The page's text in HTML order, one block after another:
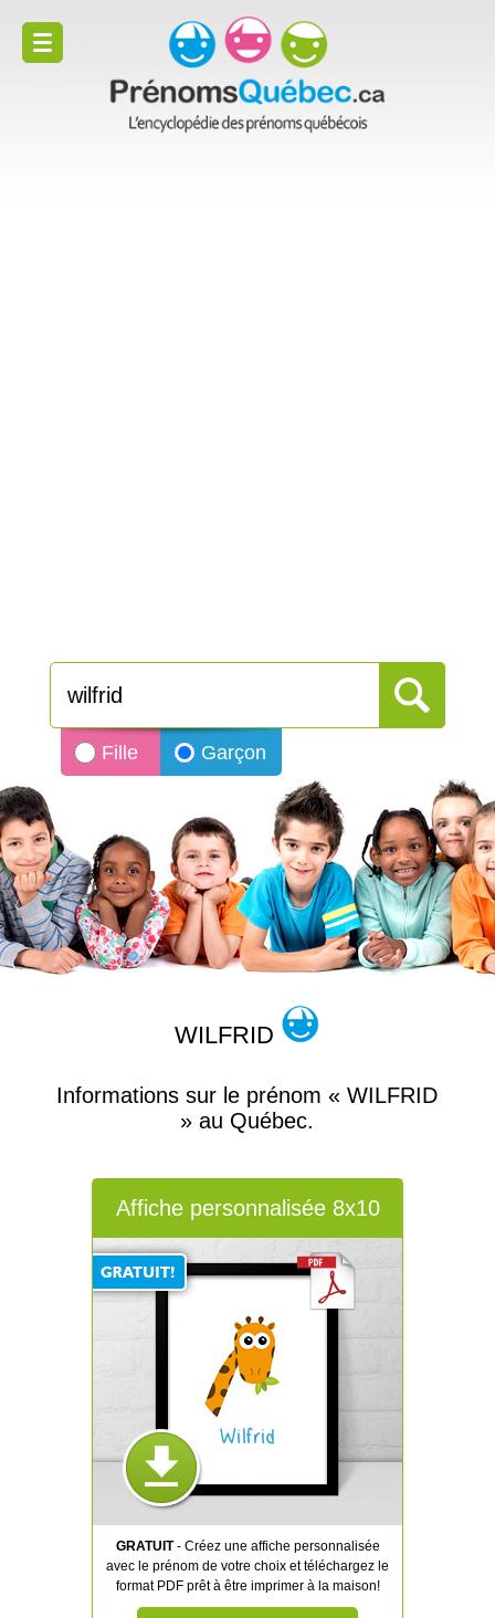
Fille Garçon
WILFRID
Informations sur le prénom « WILFRID
» au Québec.
Affiche personnalisée 8x10
Wilfrid
GRATUIT- Créez une affiche personnalisée
avec le prénom de votre choix et téléchargez le
format PDF prêt à être imprimer à la maison!